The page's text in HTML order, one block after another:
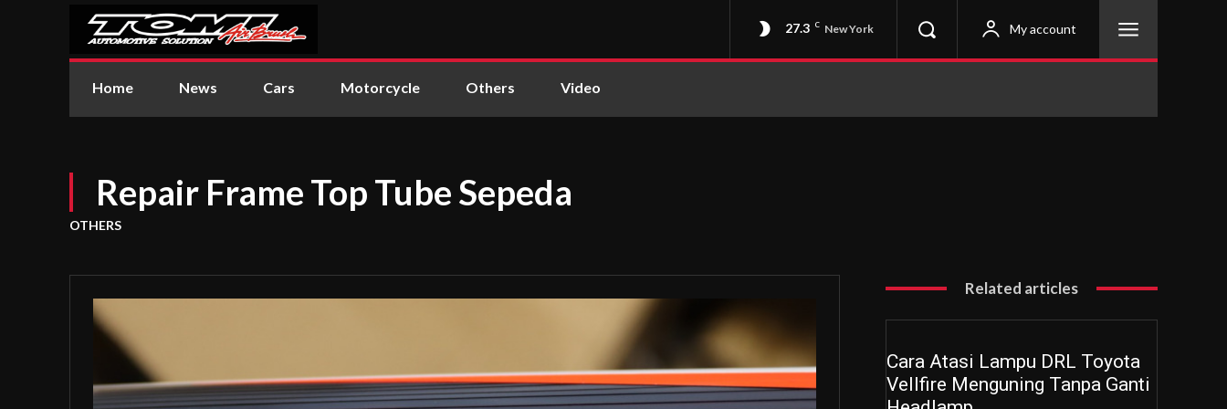
27.3 C New York My account
Home News Cars Motorcycle Others Video
Repair Frame Top Tube Sepeda
OTHERS
Related articles
Cara Atasi Lampu DRL Toyota
Vellfire Menguning Tanpa Ganti